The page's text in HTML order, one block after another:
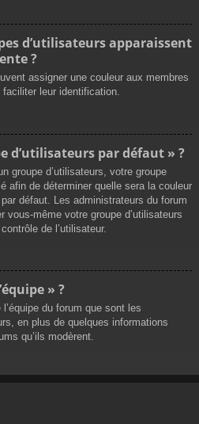
d’utilisateurs apparaissent
?
assigner une couleur aux membres
faciliter leur identification.
d’utilisateurs par défaut » ?
groupe d’utilisateurs, votre groupe
afin de déterminer quelle sera la couleur
défaut. Les administrateurs du forum
vous-même votre groupe d’utilisateurs
de l’utilisateur.
» ?
du forum que sont les
en plus de quelques informations
qu’ils modèrent.